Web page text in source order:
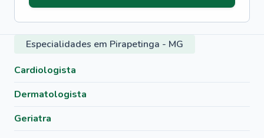
Especialidades em Pirapetinga - MG
Cardiologista
Dermatologista
Geriatra